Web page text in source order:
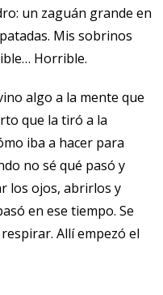
un zaguán grande en
Mis sobrinos
Horrible.
algo a la mente que
que la tiró a la
iba a hacer para
no sé qué pasó y
los ojos, abrirlos y
en ese tiempo. Se
Allí empezó el